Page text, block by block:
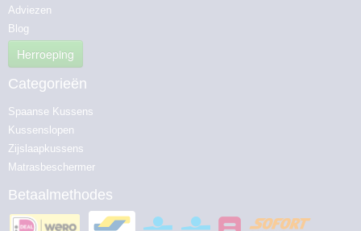
Adviezen
Blog
Herroeping
Categorieën
Spaanse Kussens
Kussenslopen
Zijslaapkussens
Matrasbeschermer
Betaalmethodes